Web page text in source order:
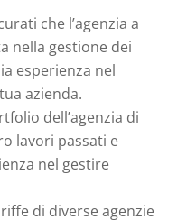
che l’agenzia a
nella gestione dei
esperienza nel
azienda.
dell’agenzia di
lavori passati e
nel gestire
di diverse agenzie